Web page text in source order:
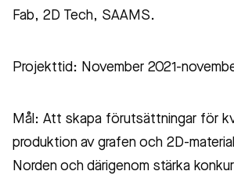
Fab, 2D Tech, SAAMS.
Projekttid: November 2021-
Mål: Att skapa förutsättningar för
produktion av grafen och 2D-
Norden och därigenom stärka